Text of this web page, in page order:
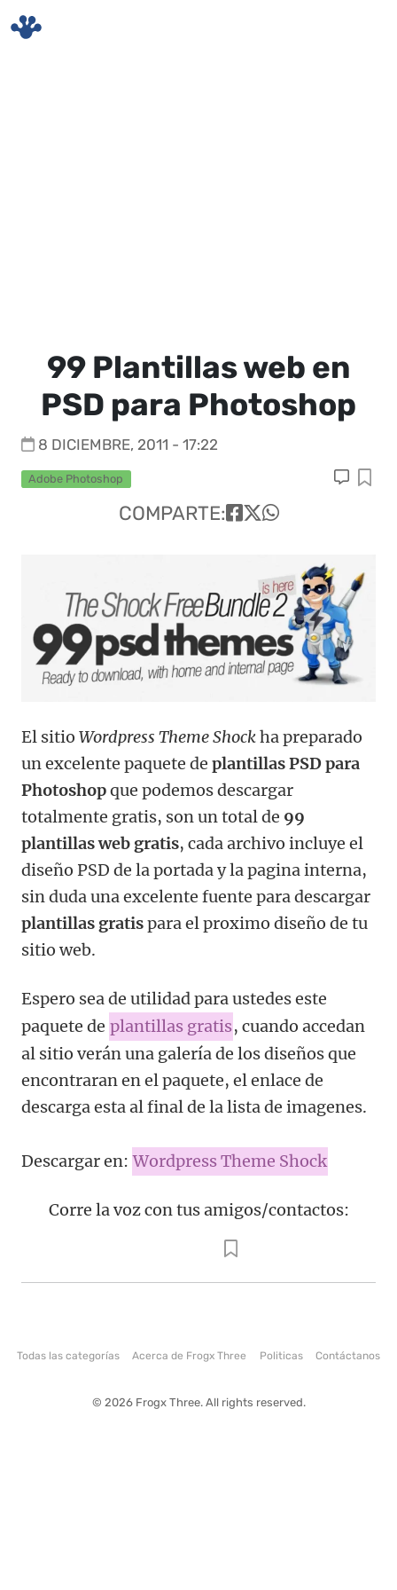
99 Plantillas web en
PSD para Photoshop
8 DICIEMBRE, 2011 - 17:22
Adobe Photoshop
COMPARTE:
El sitio Wordpress Theme Shockha preparado
un excelente paquete de plantillas PSD para
Photoshopque podemos descargar
totalmente gratis, son un total de 99
plantillas web gratis, cada archivo incluye el
diseño PSD de la portada y la pagina interna,
sin duda una excelente fuente para descargar
plantillas gratispara el proximo diseño de tu
sitio web.
Espero sea de utilidad para ustedes este
paquete de plantillas gratis, cuando accedan
al sitio verán una galería de los diseños que
encontraran en el paquete, el enlace de
descarga esta al final de la lista de imagenes.
Descargar en: Wordpress Theme Shock
Corre la voz con tus amigos/contactos:
Todas las categorías Acerca de Frogx Three Politicas Contáctanos
© 2026 Frogx Three. All rights reserved.